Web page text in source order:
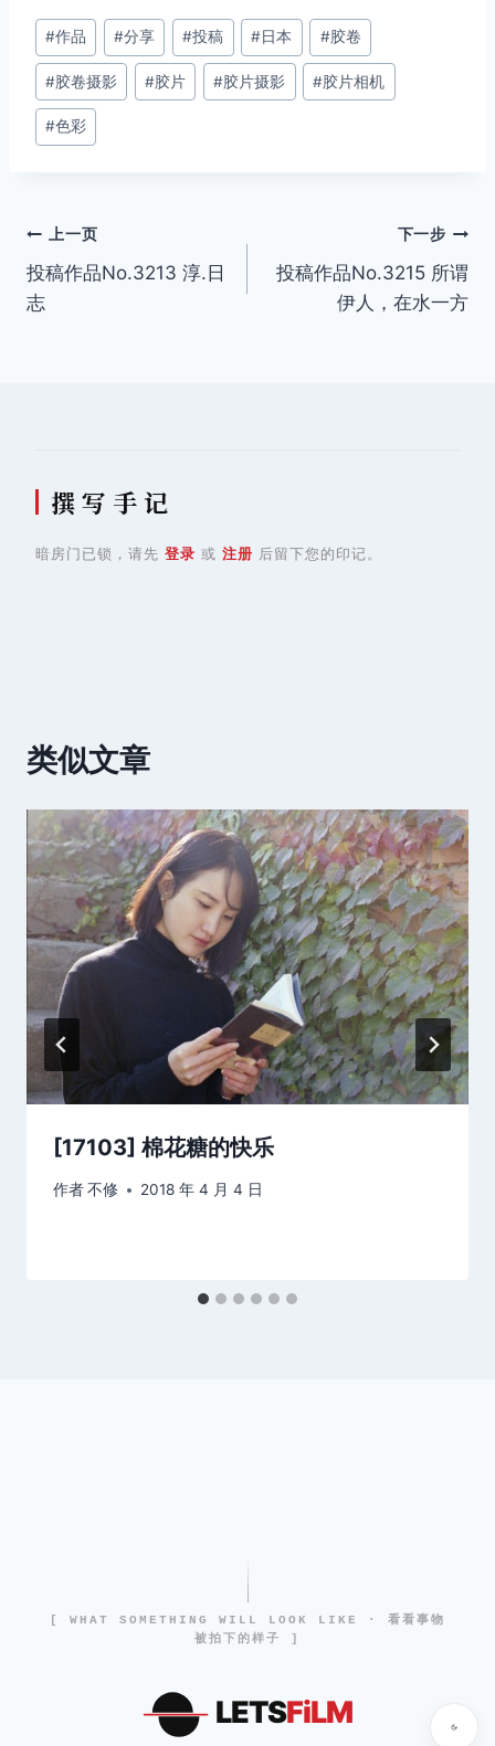
文
章
标
签：
#作品 #分享 #投稿 #日本 #胶卷
#胶卷摄影 #胶片 #胶片摄影 #胶片相机
#色彩
文
章
上一页
投稿作品No.3213 淳.日
志
下一步
投稿作品No.3215 所谓
伊人，在水一方
撰 写 手 记
暗房门已锁，请先 登录 或 注册 后留下您的印记。
类似文章
[17103] 棉花糖的快乐
作者不修 2018 年 4 月 4 日
[ WHAT SOMETHING WILL LOOK LIKE · 看看事物
被拍下的样子 ]
LETSFiLM